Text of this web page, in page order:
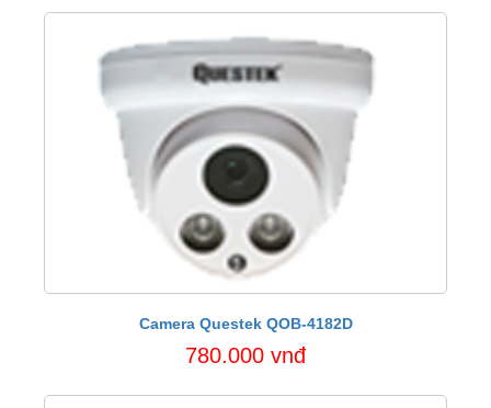
Camera Questek QOB-4182D
780.000 vnđ